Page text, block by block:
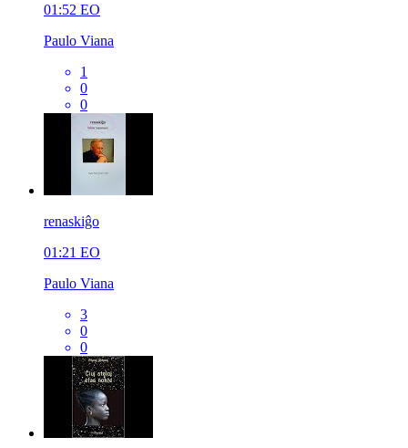
01:52 EO
Paulo Viana
1
0
0
renaskiĝo
01:21 EO
Paulo Viana
3
0
0